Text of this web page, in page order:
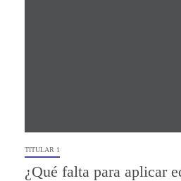
TITULAR 1
¿Qué falta para aplicar